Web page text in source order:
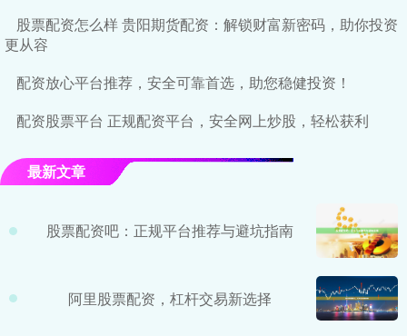
股票配资怎么样 贵阳期货配资：解锁财富新密码，助你投资
更从容
配资放心平台推荐，安全可靠首选，助您稳健投资！
配资股票平台 正规配资平台，安全网上炒股，轻松获利
最新文章
股票配资吧：正规平台推荐与避坑指南
阿里股票配资，杠杆交易新选择